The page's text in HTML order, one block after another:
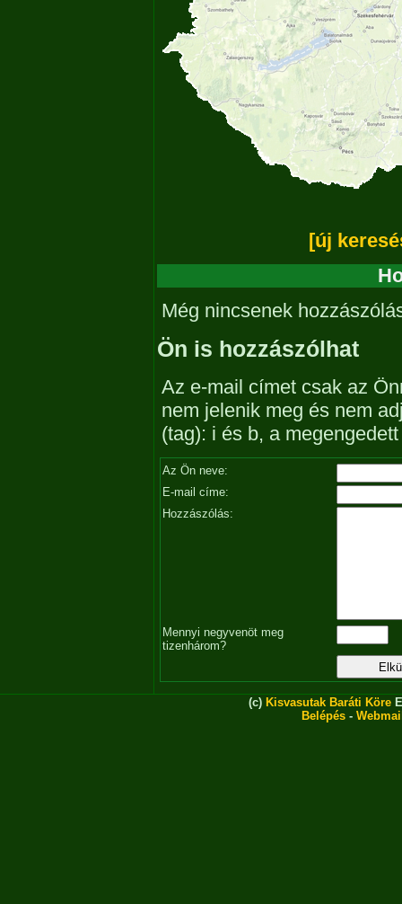
[új
Még nincsenek
Ön is hozzászólhat
Az e-mail címet csak az
nem jelenik meg és nem
(tag): i és b, a
Az Ön neve:
E-mail címe:
Hozzászólás:
Mennyi negyvenöt meg
tizenhárom?
(c) Kisvasutak Baráti Köre
Belépés -